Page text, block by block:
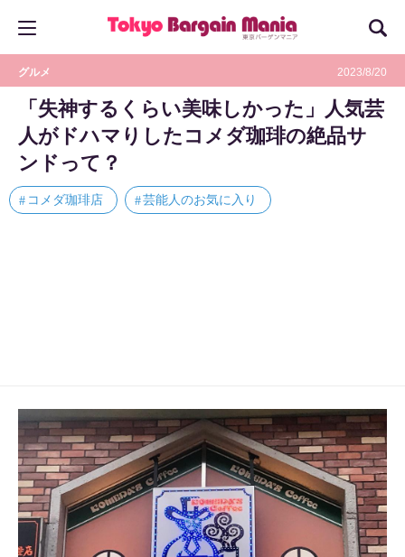
グルメ 2023/8/20
「失神するくらい美味しかった」人気芸
人がドハマりしたコメダ珈琲の絶品サ
ンドって？
コメダ珈琲店 芸能人のお気に入り